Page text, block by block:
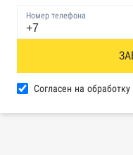
Реестр товарных
База
Номер телефона
Согласен на